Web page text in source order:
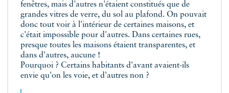
fenêtres, mais d'autres n'étaient constitués que de
grandes vitres de verre, du sol au plafond. On pouvait
donc tout voir à l'intérieur de certaines maisons, et
c'était impossible pour d'autres. Dans certaines rues,
presque toutes les maisons étaient transparentes, et
dans d'autres, aucune !
Pourquoi ? Certains habitants d'avant avaient-ils
envie qu'on les voie, et d'autres non ?